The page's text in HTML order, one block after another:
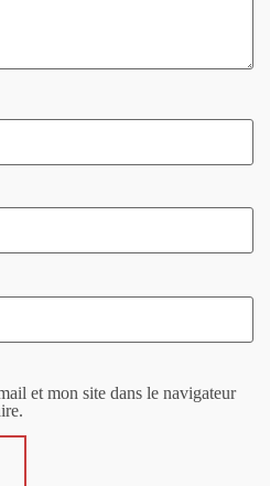
et mon site dans le navigateur